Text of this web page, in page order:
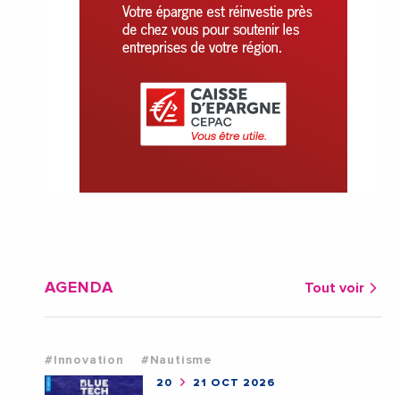
AGENDA Tout voir
#Innovation #Nautisme
20 21 OCT 2026